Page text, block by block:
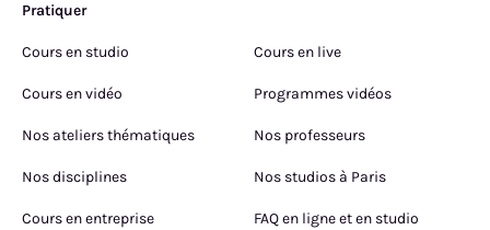
Pratiquer
Cours en studio Cours en live
Cours en vidéo Programmes vidéos
Nos ateliers thématiques Nos professeurs
Nos disciplines Nos studios à Paris
Cours en entreprise FAQ en ligne et en studio